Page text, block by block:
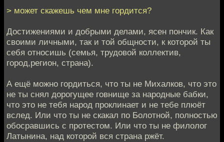
> может скажешь чем мне гордится?
Достижениями и добрыми делами, ясен пончик. Как
своими личными, так и той общности, к которой ты
себя относишь (семья, трудовой коллектив,
город,регион, страна).
А ещё можно гордиться, что ты не Михалков, что это
не ты снял дорогущее говнище за народные бабки,
что это не тебя народ проклинает и не тебе плюёт
вслед. Или что ты не скакал по Болотной, полностью
обосравшись с протестом. Или что ты не филолог
Латынина, над которой вся страна ржёт.